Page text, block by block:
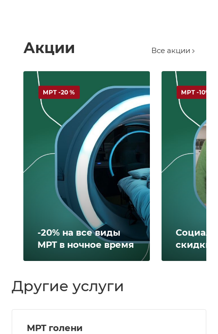
Акции Все акции
-20% на все виды
МРТ в ночное время
МРТ -20 %
скидки
МРТ -10%
Другие услуги
МРТ голени